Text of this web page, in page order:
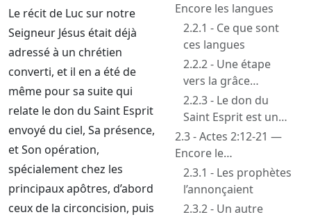
Le récit de Luc sur notre
Seigneur Jésus était déjà
adressé à un chrétien
converti, et il en a été de
même pour sa suite qui
relate le don du Saint Esprit
envoyé du ciel, Sa présence,
et Son opération,
spécialement chez les
principaux apôtres, d’abord
ceux de la circoncision, puis
Encore les langues
2.2.1 - Ce que sont
ces langues
2.2.2 - Une étape
vers la grâce
adressée aux
nations
2.2.3 - Le don du
Saint Esprit est une
nouveauté bien plus
importante
2.3 - Actes 2:12-21 —
Encore le
changement radical
de la descente du
Saint Esprit
2.3.1 - Les prophètes
l’annonçaient
2.3.2 - Un autre